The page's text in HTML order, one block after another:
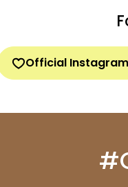
Official Instagram